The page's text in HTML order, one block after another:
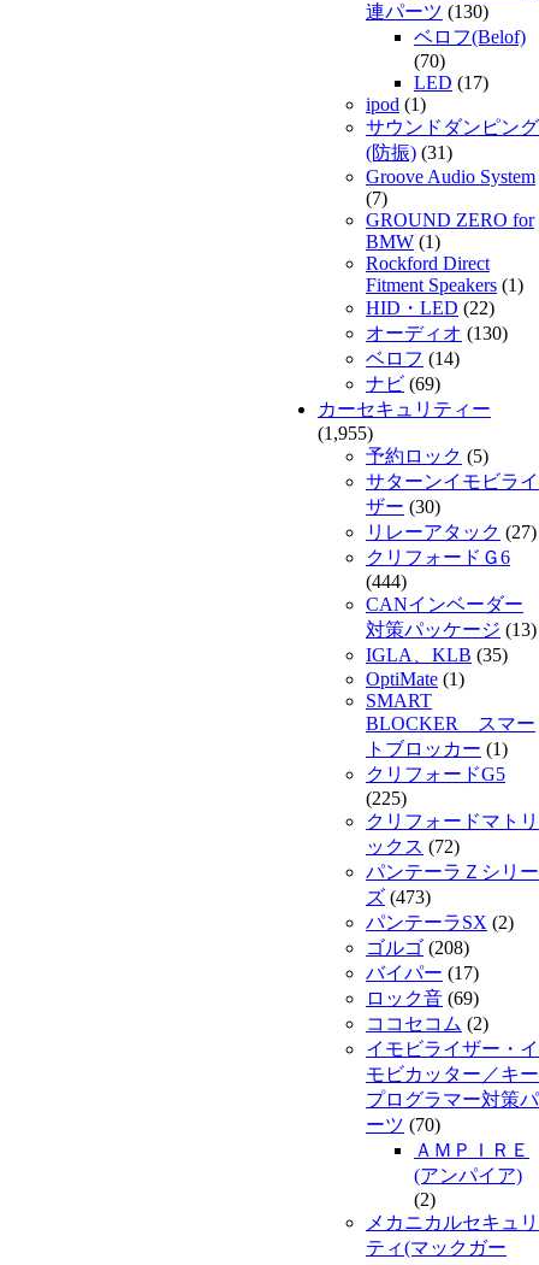
連パーツ (130)
ベロフ(Belof)
(70)
LED (17)
ipod (1)
サウンドダンピング
(防振) (31)
Groove Audio System
(7)
GROUND ZERO for
BMW (1)
Rockford Direct
Fitment Speakers (1)
HID・LED (22)
オーディオ (130)
ベロフ (14)
ナビ (69)
カーセキュリティー
(1,955)
予約ロック (5)
サターンイモビライ
ザー (30)
リレーアタック (27)
クリフォードＧ6
(444)
CANインベーダー
対策パッケージ (13)
IGLA、KLB (35)
OptiMate (1)
SMART
BLOCKER スマー
トブロッカー (1)
クリフォードG5
(225)
クリフォードマトリ
ックス (72)
パンテーラＺシリー
ズ (473)
パンテーラSX (2)
ゴルゴ (208)
バイパー (17)
ロック音 (69)
ココセコム (2)
イモビライザー・イ
モビカッター／キー
プログラマー対策パ
ーツ (70)
ＡＭＰＩＲＥ
(アンパイア)
(2)
メカニカルセキュリ
ティ(マックガー